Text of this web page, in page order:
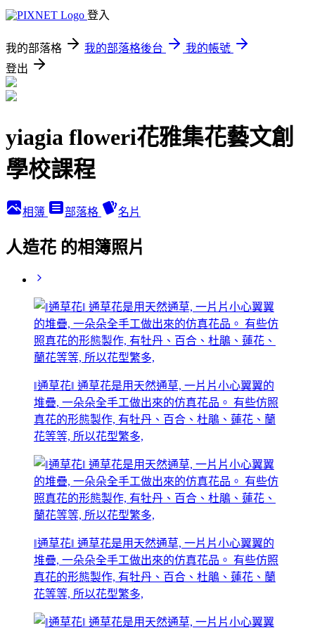
登入
我的部落格 我的部落格後台
我的帳號
登出
yiagia floweri花雅集花藝文創
學校課程
相簿 部落格 名片
人造花 的相簿照片
‖通草花‖ 通草花是用天然通草, 一片片小心翼翼的
堆疊, 一朵朵全手工做出來的仿真花品。 有些仿照
真花的形態製作, 有牡丹、百合、杜鵑、蓮花、蘭
花等等, 所以花型繁多,
‖通草花‖ 通草花是用天然通草, 一片片小心翼翼的
堆疊, 一朵朵全手工做出來的仿真花品。 有些仿照
真花的形態製作, 有牡丹、百合、杜鵑、蓮花、蘭
花等等, 所以花型繁多,